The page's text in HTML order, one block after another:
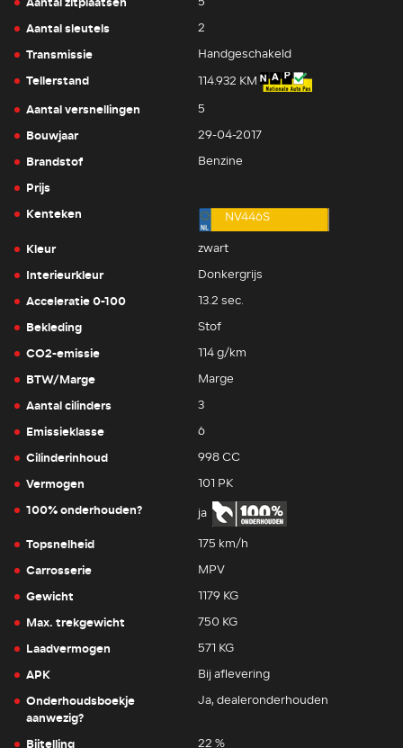
Aantal sleutels 2
Transmissie Handgeschakeld
Tellerstand 114.932 KM
Aantal versnellingen 5
Bouwjaar 29-04-2017
Brandstof Benzine
Prijs
Kenteken
NV446S
Kleur zwart
Interieurkleur Donkergrijs
Acceleratie 0-100 13.2 sec.
Bekleding Stof
CO2-emissie 114 g/km
BTW/Marge Marge
Aantal cilinders 3
Emissieklasse 6
Cilinderinhoud 998 CC
Vermogen 101 PK
100% onderhouden? ja
Topsnelheid 175 km/h
Carrosserie MPV
Gewicht 1179 KG
Max. trekgewicht 750 KG
Laadvermogen 571 KG
APK Bij aflevering
Onderhoudsboekje
aanwezig?
Ja, dealeronderhouden
Bijtelling 22 %